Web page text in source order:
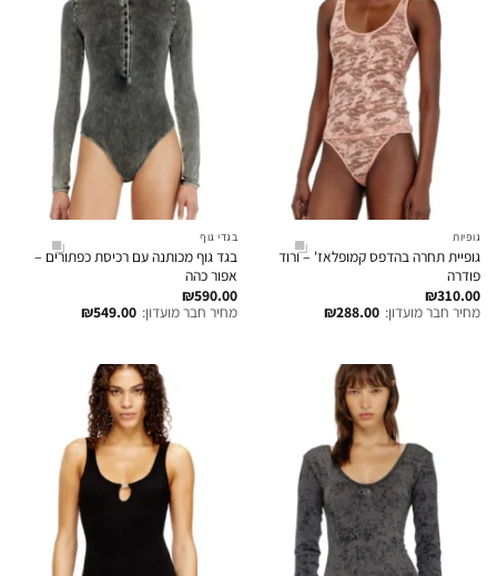
גופיות
גופיית תחרה בהדפס קמופלאז' – ורוד
פודרה
₪310.00
מחיר חבר מועדון: ₪288.00
בגדי גוף
בגד גוף מכותנה עם רכיסת כפתורים –
אפור כהה
₪590.00
מחיר חבר מועדון: ₪549.00